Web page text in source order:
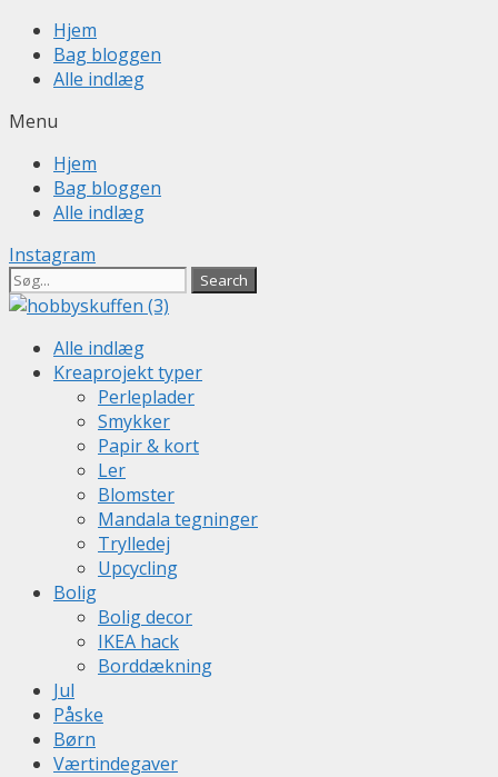
Skip
content
Hjem
Bag bloggen
Alle indlæg
Menu
Hjem
Bag bloggen
Alle indlæg
Instagram
Search
Alle indlæg
Kreaprojekt typer
Perleplader
Smykker
Papir & kort
Ler
Blomster
Mandala tegninger
Trylledej
Upcycling
Bolig
Bolig decor
IKEA hack
Borddækning
Jul
Påske
Børn
Værtindegaver